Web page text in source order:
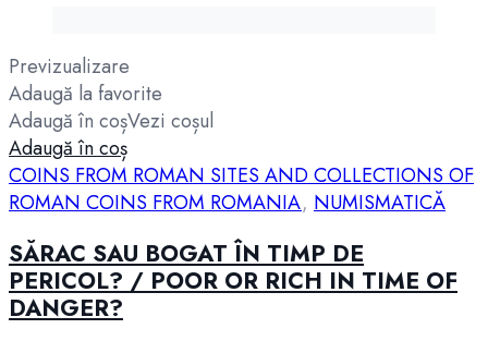
Previzualizare
Adaugă la favorite
Adaugă în coșVezi coșul
Adaugă în coș
COINS FROM ROMAN SITES AND COLLECTIONS OF
ROMAN COINS FROM ROMANIA, NUMISMATICĂ
SĂRAC SAU BOGAT ÎN TIMP DE
PERICOL? / POOR OR RICH IN TIME OF
DANGER?